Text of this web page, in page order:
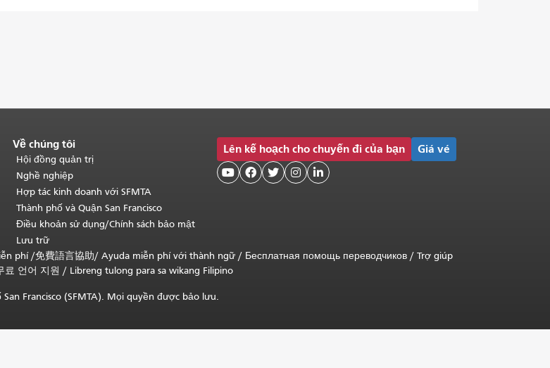
Về chúng tôi
Hội đồng quản trị
Nghề nghiệp
Hợp tác kinh doanh với SFMTA
Thành phố và Quận San Francisco
Điều khoản sử dụng/Chính sách bảo mật
Lưu trữ
Lên kế hoạch cho chuyến đi của bạn Giá vé
    
phí /免費語言協助/ Ayuda miễn phí với thành ngữ / Бесплатная помощь переводчиков / Trợ giúp
료 언어 지원 / Libreng tulong para sa wikang Filipino
Francisco (SFMTA). Mọi quyền được bảo lưu.